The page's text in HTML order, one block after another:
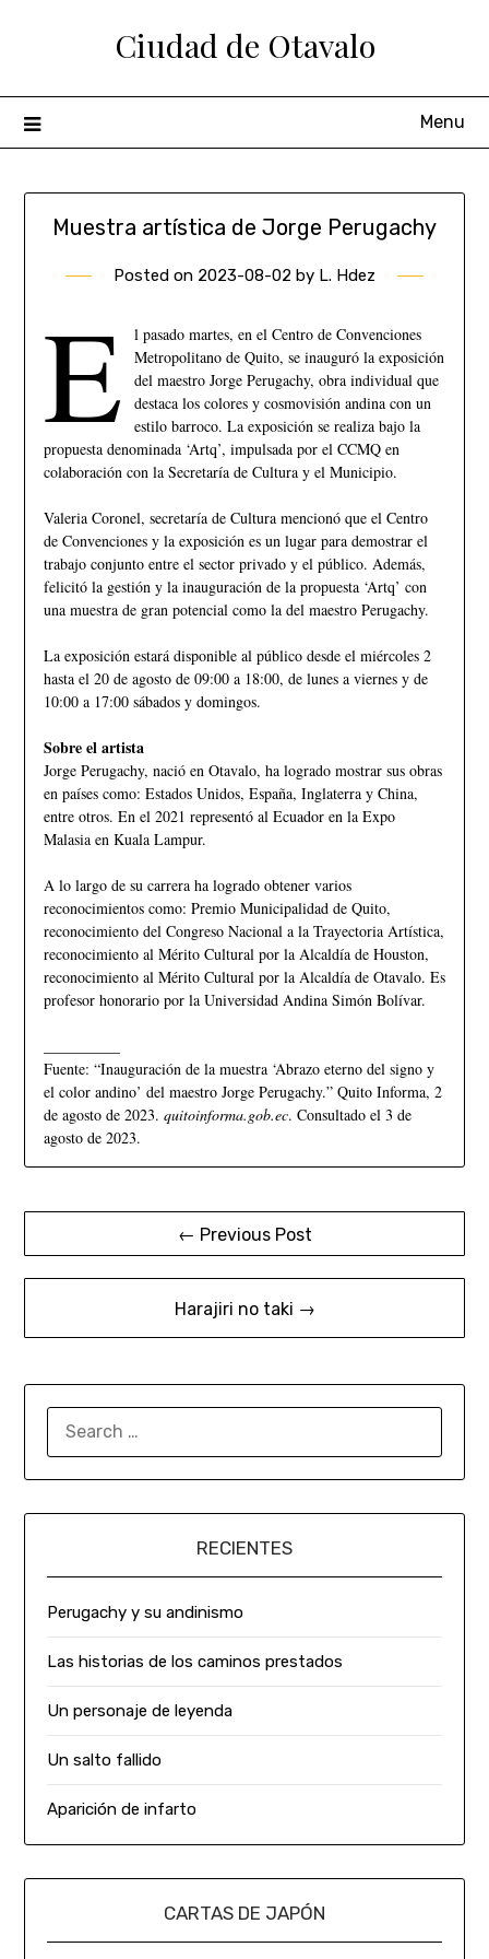
Ciudad de Otavalo
Menu
Muestra artística de Jorge Perugachy
Posted on 2023-08-02 by L. Hdez
E
l pasado martes, en el Centro de Convenciones
Metropolitano de Quito, se inauguró la exposición
del maestro Jorge Perugachy, obra individual que
destaca los colores y cosmovisión andina con un
estilo barroco. La exposición se realiza bajo la
propuesta denominada ‘Artq’, impulsada por el CCMQ en
colaboración con la Secretaría de Cultura y el Municipio.
Valeria Coronel, secretaría de Cultura mencionó que el Centro
de Convenciones y la exposición es un lugar para demostrar el
trabajo conjunto entre el sector privado y el público. Además,
felicitó la gestión y la inauguración de la propuesta ‘Artq’ con
una muestra de gran potencial como la del maestro Perugachy.
La exposición estará disponible al público desde el miércoles 2
hasta el 20 de agosto de 09:00 a 18:00, de lunes a viernes y de
10:00 a 17:00 sábados y domingos.
Sobre el artista
Jorge Perugachy, nació en Otavalo, ha logrado mostrar sus obras
en países como: Estados Unidos, España, Inglaterra y China,
entre otros. En el 2021 representó al Ecuador en la Expo
Malasia en Kuala Lampur.
A lo largo de su carrera ha logrado obtener varios
reconocimientos como: Premio Municipalidad de Quito,
reconocimiento del Congreso Nacional a la Trayectoria Artística,
reconocimiento al Mérito Cultural por la Alcaldía de Houston,
reconocimiento al Mérito Cultural por la Alcaldía de Otavalo. Es
profesor honorario por la Universidad Andina Simón Bolívar.
Fuente: “Inauguración de la muestra ‘Abrazo eterno del signo y
el color andino’ del maestro Jorge Perugachy.” Quito Informa, 2
de agosto de 2023. quitoinforma.gob.ec. Consultado el 3 de
agosto de 2023.
← Previous Post
Harajiri no taki →
RECIENTES
Perugachy y su andinismo
Las historias de los caminos prestados
Un personaje de leyenda
Un salto fallido
Aparición de infarto
CARTAS DE JAPÓN